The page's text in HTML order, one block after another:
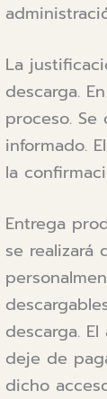
La
descarga.
proceso.
informado.
la
Entrega
se realizará
descarga.
deje de
dicho